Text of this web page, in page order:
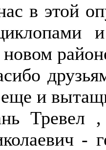
в этой
новом
еще и
Тревел ,
-